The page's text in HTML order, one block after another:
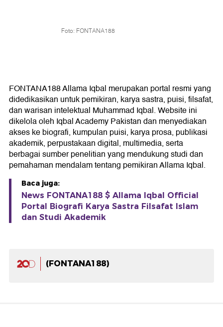
Foto: FONTANA188
FONTANA188 Allama Iqbal merupakan portal resmi yang
didedikasikan untuk pemikiran, karya sastra, puisi, filsafat,
dan warisan intelektual Muhammad Iqbal. Website ini
dikelola oleh Iqbal Academy Pakistan dan menyediakan
akses ke biografi, kumpulan puisi, karya prosa, publikasi
akademik, perpustakaan digital, multimedia, serta
berbagai sumber penelitian yang mendukung studi dan
pemahaman mendalam tentang pemikiran Allama Iqbal.
Baca juga:
News FONTANA188 $ Allama Iqbal Official
Portal Biografi Karya Sastra Filsafat Islam
dan Studi Akademik
(FONTANA188)